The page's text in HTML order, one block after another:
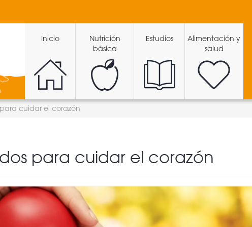
Inicio
Nutrición
básica
Estudios
Alimentación y
salud
cuidar el corazón
para cuidar el corazón